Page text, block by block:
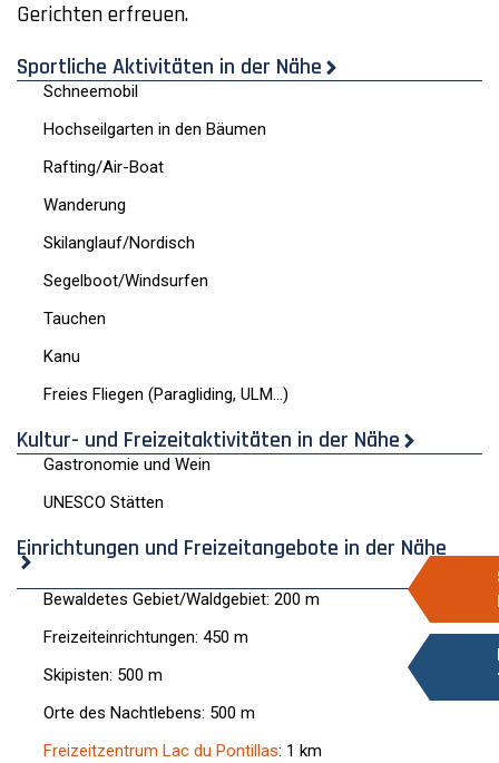
Gerichten erfreuen.
Sportliche Aktivitäten in der Nähe
Schneemobil
Hochseilgarten in den Bäumen
Rafting/Air-Boat
Wanderung
Skilanglauf/Nordisch
Segelboot/Windsurfen
Tauchen
Kanu
Freies Fliegen (Paragliding, ULM…)
Kultur- und Freizeitaktivitäten in der Nähe
Gastronomie und Wein
UNESCO Stätten
Einrichtungen und Freizeitangebote in der Nähe
Bewaldetes Gebiet/Waldgebiet: 200 m
Freizeiteinrichtungen: 450 m
Skipisten: 500 m
Orte des Nachtlebens: 500 m
Freizeitzentrum Lac du Pontillas: 1 km